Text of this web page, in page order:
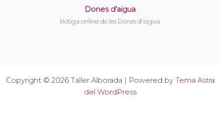
Dones d'aigua
Botiga online de les Dones d'aigua
Copyright © 2026 Taller Alborada | Powered by Tema Astra
del WordPress